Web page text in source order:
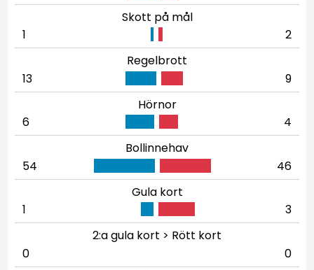
Skott på mål
1
2
Regelbrott
13
9
Hörnor
6
4
Bollinnehav
54
46
Gula kort
1
3
2:a gula kort > Rött kort
0
0